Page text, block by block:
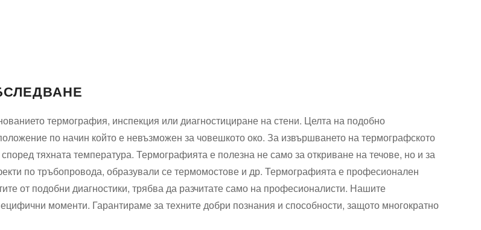
термография, инспекция или диагностициране на стени. Целта на подобно
по начин който е невъзможен за човешкото око. За извършването на термографското
тяхната температура. Термографията е полезна не само за откриване на течове, но и за
по тръбопровода, образували се термомостове и др. Термографията е професионален
от подобни диагностики, трябва да разчитате само на професионалисти. Нашите
моменти. Гарантираме за техните добри познания и способности, защото многократно